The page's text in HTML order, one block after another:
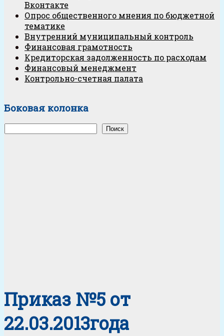
Вконтакте
Опрос общественного мнения по бюджетной
тематике
Внутренний муниципальный контроль
Финансовая грамотность
Кредиторская задолженность по расходам
Финансовый менеджмент
Контрольно-счетная палата
Боковая колонка
Поиск
Приказ №5 от
22.03.2013года